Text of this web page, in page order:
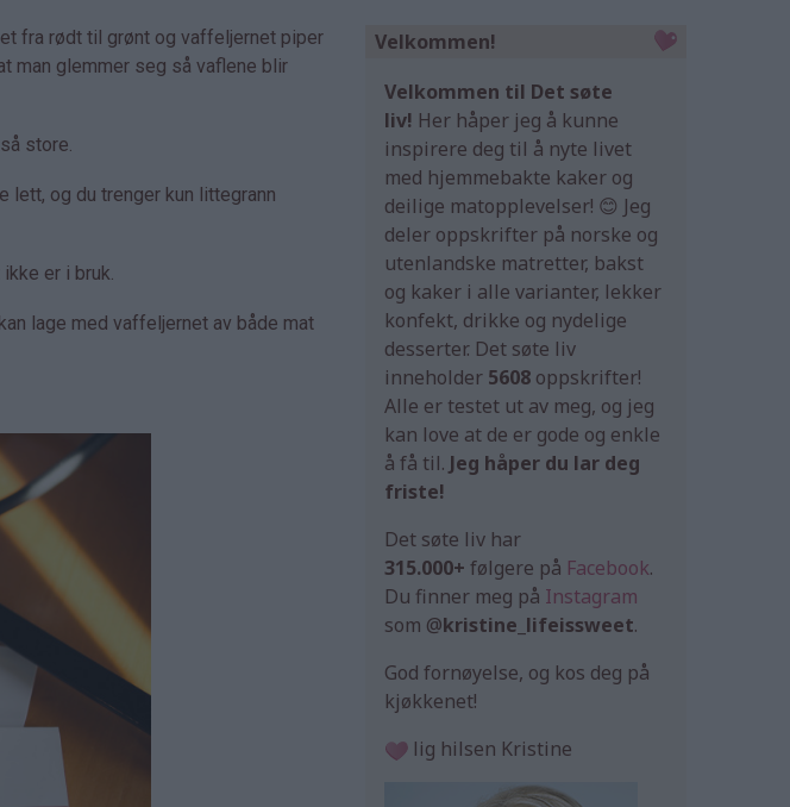
fra rødt til grønt og vaffeljernet piper
man glemmer seg så vaflene blir
store.
og du trenger kun littegrann
er i bruk.
lage med vaffeljernet av både mat
Velkommen!
Velkommen til Det søte
liv! Her håper jeg å kunne
inspirere deg til å nyte livet
med hjemmebakte kaker og
deilige matopplevelser! 😊 Jeg
deler oppskrifter på norske og
utenlandske matretter, bakst
og kaker i alle varianter, lekker
konfekt, drikke og nydelige
desserter. Det søte liv
inneholder 5608 oppskrifter!
Alle er testet ut av meg, og jeg
kan love at de er gode og enkle
å få til. Jeg håper du lar deg
friste!
Det søte liv har
315.000+ følgere på Facebook.
Du finner meg på Instagram
som @kristine_lifeissweet.
God fornøyelse, og kos deg på
kjøkkenet!
lig hilsen Kristine